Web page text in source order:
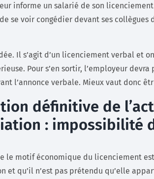
informe un salarié de son
se voir congédier devant ses collègues
Il s’agit d’un licenciement verbal et
Pour s’en sortir, l’employeur
l’annonce verbale. Mieux vaut donc
définitive de
: impossibilité
le motif économique du licenciement
et qu’il n’est pas prétendu qu’elle